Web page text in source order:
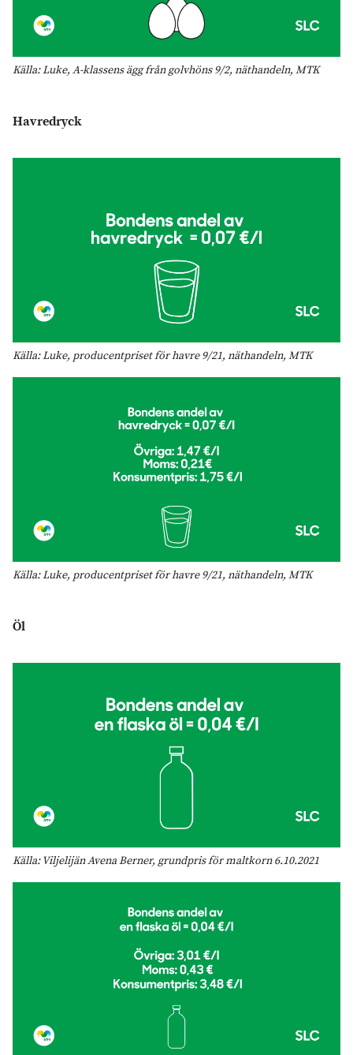
Källa: Luke, A-klassens ägg från golvhöns 9/2, näthandeln, MTK
Havredryck
Källa: Luke, producentpriset för havre 9/21, näthandeln, MTK
Källa: Luke, producentpriset för havre 9/21, näthandeln, MTK
Öl
Källa: Viljelijän Avena Berner, grundpris för maltkorn 6.10.2021